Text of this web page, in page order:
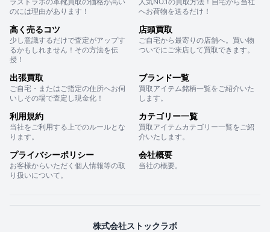
のには理由があります！
へお荷物を送るだけ！
高く売るコツ
少し意識するだけで査定がアップす
るかもしれません！その方法を伝
授！
店頭買取
ご自宅から最寄りの店舗へ。買い物
ついでにご来店して買取できます。
出張買取
ご自宅・またはご指定の住所へお伺
いしその場で査定し現金化！
ブランド一覧
買取アイテム銘柄一覧をご紹介いた
します。
利用規約
当社をご利用する上でのルールとな
ります。
カテゴリー一覧
買取アイテムカテゴリー一覧をご紹
介いたします。
プライバシーポリシー
お客様からいただく個人情報等の取
り扱いについて。
会社概要
当社の概要。
株式会社ストックラボ